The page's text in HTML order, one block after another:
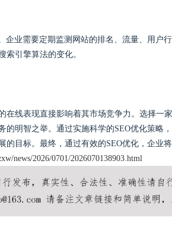
企业需要定期监测网站的排名、流量、用户
索引擎算法的变化。
在线表现直接影响着其市场竞争力。选择一
的明智之举。通过实施科学的SEO优化策略
的目标。最终，通过有效的SEO优化，企业
news/2026/0701/2026070138903.html